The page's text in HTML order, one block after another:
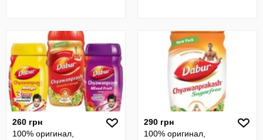
260 грн
100% оригинал,
290 грн
100% оригинал,